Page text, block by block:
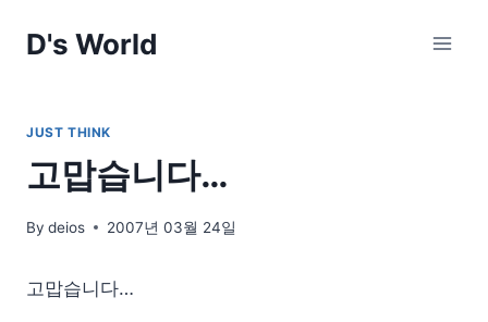
D's World
JUST THINK
고맙습니다…
By deios 2007년 03월 24일
고맙습니다…